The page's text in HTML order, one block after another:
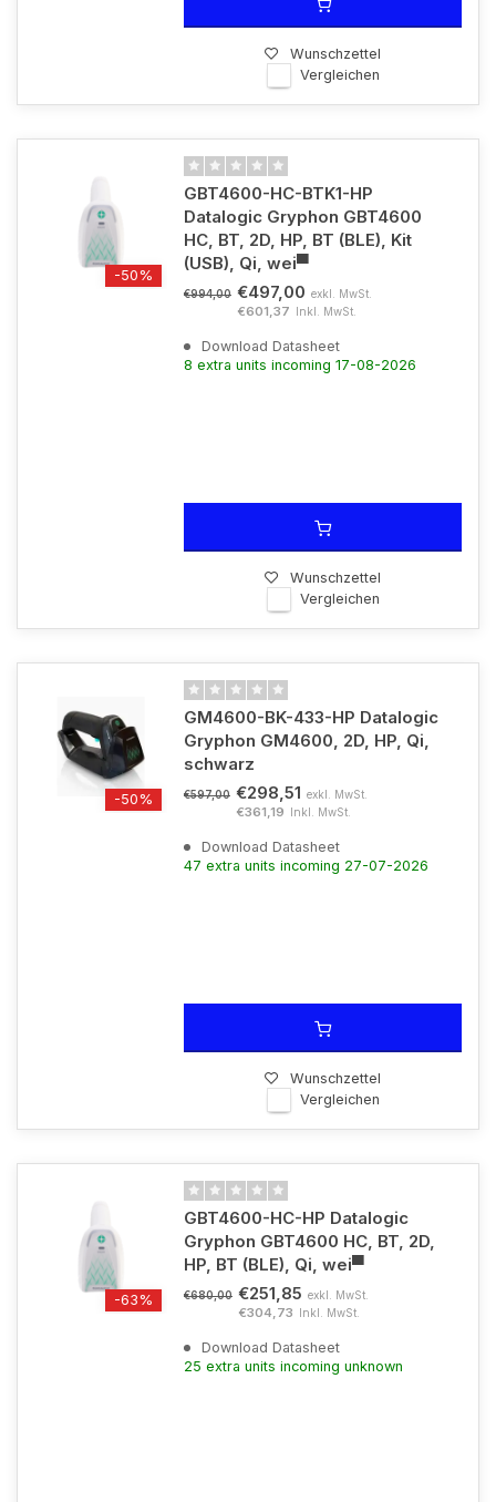
Wunschzettel
Vergleichen
-50%
GBT4600-HC-BTK1-HP
Datalogic Gryphon GBT4600
HC, BT, 2D, HP, BT (BLE), Kit
(USB), Qi, wei▀
€994,00 €497,00 exkl. MwSt.
€601,37 Inkl. MwSt.
Download Datasheet
8 extra units incoming 17-08-2026
Wunschzettel
Vergleichen
-50%
GM4600-BK-433-HP Datalogic
Gryphon GM4600, 2D, HP, Qi,
schwarz
€597,00 €298,51 exkl. MwSt.
€361,19 Inkl. MwSt.
Download Datasheet
47 extra units incoming 27-07-2026
Wunschzettel
Vergleichen
-63%
GBT4600-HC-HP Datalogic
Gryphon GBT4600 HC, BT, 2D,
HP, BT (BLE), Qi, wei▀
€680,00 €251,85 exkl. MwSt.
€304,73 Inkl. MwSt.
Download Datasheet
25 extra units incoming unknown